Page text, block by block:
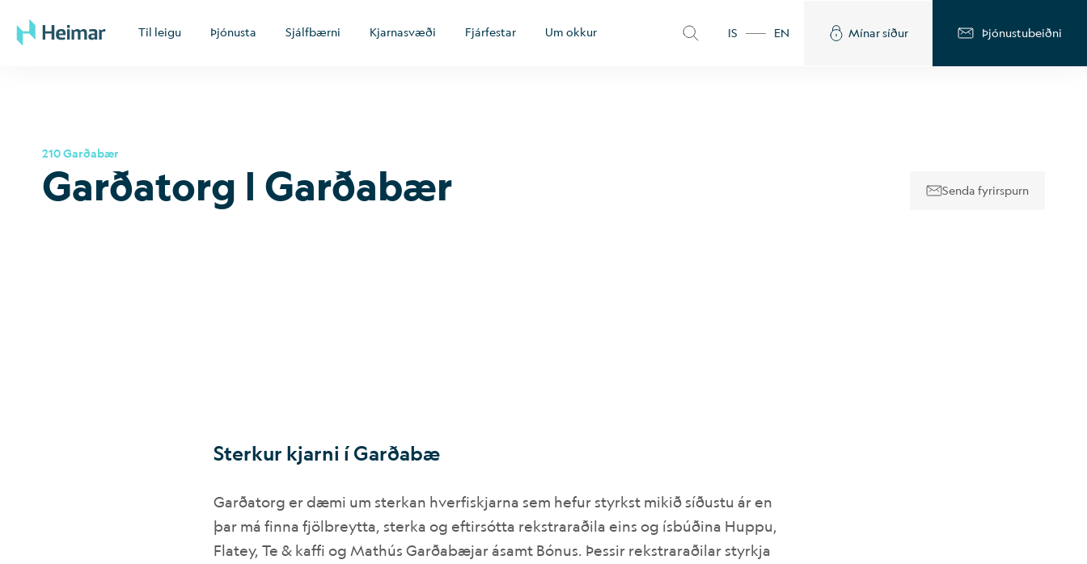
Til leigu Þjónusta Sjálfbærni Kjarnasvæði Fjárfestar Um okkur IS EN Mínar síður Þjónustubeiðni
210 Garðabær
Garðatorg | Garða­bær Senda fyrirspurn
Sterkur kjarni í Garðabæ
Garðatorg er dæmi um sterkan hverfiskjarna sem hefur styrkst mikið síðustu ár en
þar má finna fjölbreytta, sterka og eftirsótta rekstraraðila eins og ísbúðina Huppu,
Flatey, Te & kaffi og Mathús Garðabæjar ásamt Bónus. Þessir rekstraraðilar styrkja